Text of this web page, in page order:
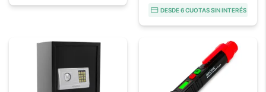
DESDE 6 CUOTAS SIN INTERÉS